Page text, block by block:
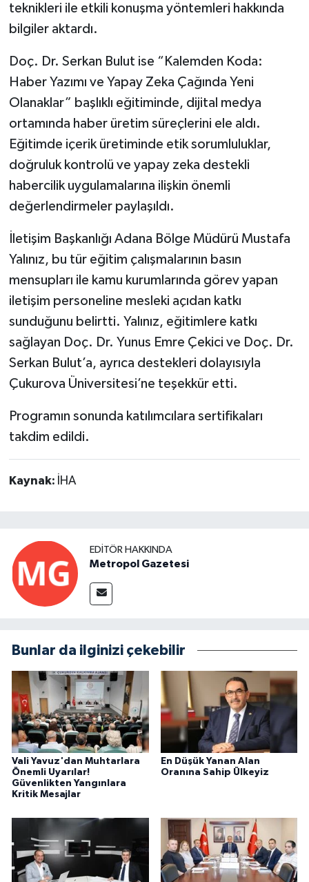
teknikleri ile etkili konuşma yöntemleri hakkında
bilgiler aktardı.
Doç. Dr. Serkan Bulut ise “Kalemden Koda:
Haber Yazımı ve Yapay Zeka Çağında Yeni
Olanaklar” başlıklı eğitiminde, dijital medya
ortamında haber üretim süreçlerini ele aldı.
Eğitimde içerik üretiminde etik sorumluluklar,
doğruluk kontrolü ve yapay zeka destekli
habercilik uygulamalarına ilişkin önemli
değerlendirmeler paylaşıldı.
İletişim Başkanlığı Adana Bölge Müdürü Mustafa
Yalınız, bu tür eğitim çalışmalarının basın
mensupları ile kamu kurumlarında görev yapan
iletişim personeline mesleki açıdan katkı
sunduğunu belirtti. Yalınız, eğitimlere katkı
sağlayan Doç. Dr. Yunus Emre Çekici ve Doç. Dr.
Serkan Bulut’a, ayrıca destekleri dolayısıyla
Çukurova Üniversitesi’ne teşekkür etti.
Programın sonunda katılımcılara sertifikaları
takdim edildi.
Kaynak: İHA
EDITÖR HAKKINDA
Metropol Gazetesi
Bunlar da ilginizi çekebilir
Vali Yavuz'dan Muhtarlara
Önemli Uyarılar!
Güvenlikten Yangınlara
Kritik Mesajlar
En Düşük Yanan Alan
Oranına Sahip Ülkeyiz